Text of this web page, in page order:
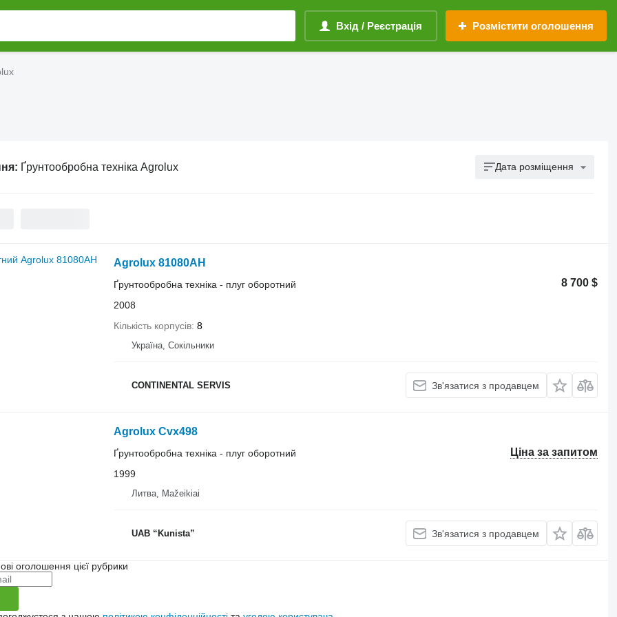
Вхід / Реєстрація Розмістити оголошення
Ґрунтообробна техніка Agrolux Дата розміщення
Agrolux 81080AH
8 700 $
Ґрунтообробна техніка - плуг оборотний
2008
Кількість корпусів 8
Україна, Сокільники
CONTINENTAL SERVIS Зв'язатися з продавцем
Agrolux Cvx498
Ціна за запитом
Ґрунтообробна техніка - плуг оборотний
1999
Литва, Mažeikiai
UAB “Kunista” Зв'язатися з продавцем
оголошення цієї рубрики